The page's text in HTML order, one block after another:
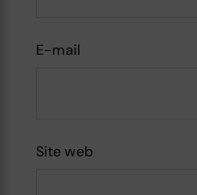
E-mail
Site web